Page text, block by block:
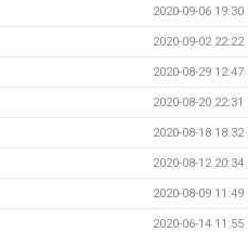
2020-09-06 19:30
2020-09-02 22:22
2020-08-29 12:47
2020-08-20 22:31
2020-08-18 18:32
2020-08-12 20:34
2020-08-09 11:49
2020-06-14 11:55